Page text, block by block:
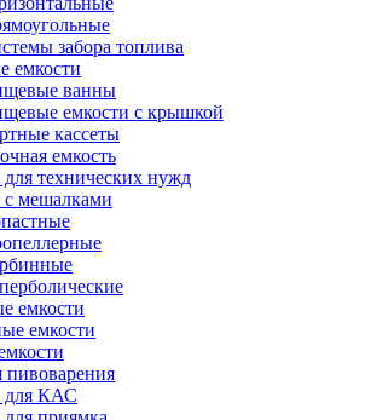
забора топлива
емкости
ванны
емкости с крышкой
кассеты
емкость
технических нужд
с мешалками
емкости
емкости
для КАС